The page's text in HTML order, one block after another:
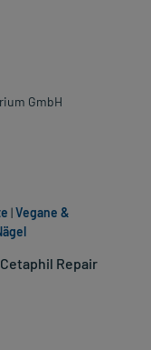
GmbH
Repair
|Vegane &